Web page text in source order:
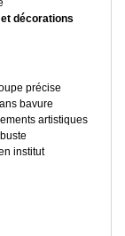
décorations
précise
bavure
artistiques
institut